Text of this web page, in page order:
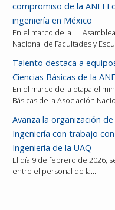
compromiso de la ANFEI
ingeniería en México
En el marco de la LII
Nacional de Facultades y
Talento destaca a
Ciencias Básicas de la
En el marco de la etapa
Básicas de la Asociación
Avanza la organización
Ingeniería con trabajo
Ingeniería de la UAQ
El día 9 de febrero de 2026,
entre el personal de la…